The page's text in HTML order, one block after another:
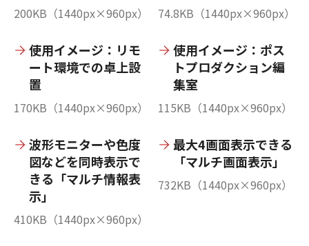
200KB（1440px×960px） 74.8KB（1440px×960px）
使用イメージ：リモ
ート環境での卓上設
置
170KB（1440px×960px）
使用イメージ：ポス
トプロダクション編
集室
115KB（1440px×960px）
波形モニターや色度
図などを同時表示で
きる「マルチ情報表
示」
410KB（1440px×960px）
最大4画面表示できる
「マルチ画面表示」
732KB（1440px×960px）